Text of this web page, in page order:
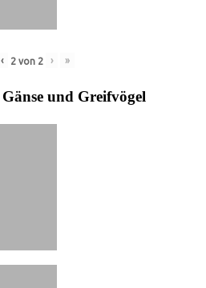
‹ 2von 2 › »
und Greifvögel